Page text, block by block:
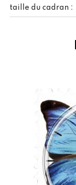
taille du cadran :